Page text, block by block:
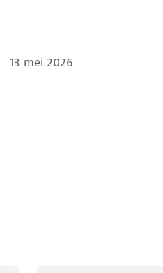
13 mei 2026